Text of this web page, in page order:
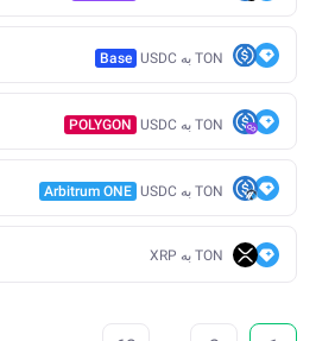
TON به USDC Base
TON به USDC POLYGON
TON به USDC Arbitrum ONE
TON به XRP